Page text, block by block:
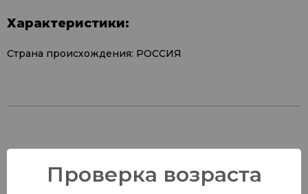
Характеристики:
Страна происхождения: РОССИЯ
Проверка возраста